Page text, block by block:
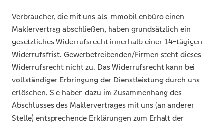
Verbraucher, die mit uns als Immobilienbüro einen
Maklervertrag abschließen, haben grundsätzlich ein
gesetzliches Widerrufsrecht innerhalb einer 14-tägigen
Widerrufsfrist. Gewerbetreibenden/Firmen steht dieses
Widerrufsrecht nicht zu. Das Widerrufsrecht kann bei
vollständiger Erbringung der Dienstleistung durch uns
erlöschen. Sie haben dazu im Zusammenhang des
Abschlusses des Maklervertrages mit uns (an anderer
Stelle) entsprechende Erklärungen zum Erhalt der